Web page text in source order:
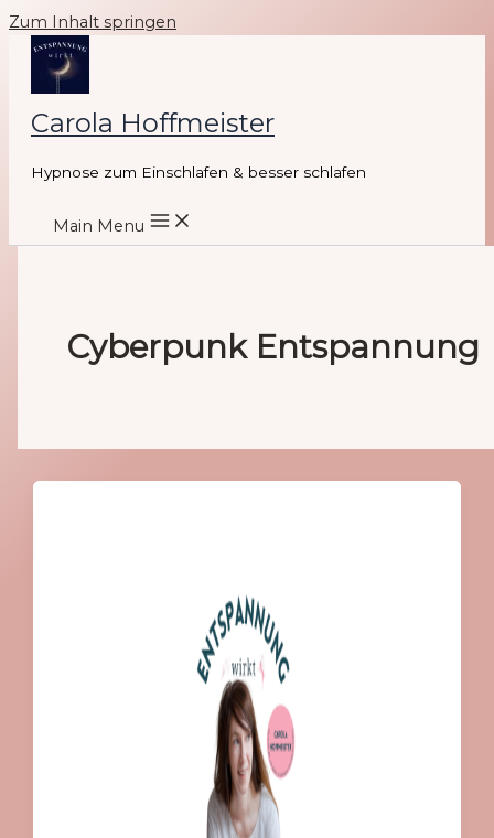
Zum Inhalt springen
Carola Hoffmeister
Hypnose zum Einschlafen & besser schlafen
Main Menu
Cyberpunk Entspannung